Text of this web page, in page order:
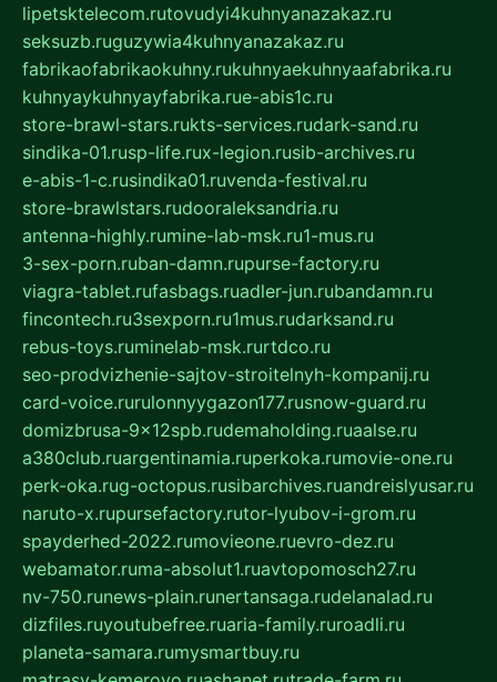
lipetsktelecom.rutovudyi4kuhnyanazakaz.ru
seksuzb.ruguzywia4kuhnyanazakaz.ru
fabrikaofabrikaokuhny.rukuhnyaekuhnyaafabrika.ru
kuhnyaykuhnyayfabrika.rue-abis1c.ru
store-brawl-stars.rukts-services.rudark-sand.ru
sindika-01.rusp-life.rux-legion.rusib-archives.ru
e-abis-1-c.rusindika01.ruvenda-festival.ru
store-brawlstars.rudooraleksandria.ru
antenna-highly.rumine-lab-msk.ru1-mus.ru
3-sex-porn.ruban-damn.rupurse-factory.ru
viagra-tablet.rufasbags.ruadler-jun.rubandamn.ru
fincontech.ru3sexporn.ru1mus.rudarksand.ru
rebus-toys.ruminelab-msk.rurtdco.ru
seo-prodvizhenie-sajtov-stroitelnyh-kompanij.ru
card-voice.rurulonnyygazon177.rusnow-guard.ru
domizbrusa-9x12spb.rudemaholding.ruaalse.ru
a380club.ruargentinamia.ruperkoka.rumovie-one.ru
perk-oka.rug-octopus.rusibarchives.ruandreislyusar.ru
naruto-x.rupursefactory.rutor-lyubov-i-grom.ru
spayderhed-2022.rumovieone.ruevro-dez.ru
webamator.ruma-absolut1.ruavtopomosch27.ru
nv-750.runews-plain.runertansaga.rudelanalad.ru
dizfiles.ruyoutubefree.ruaria-family.ruroadli.ru
planeta-samara.rumysmartbuy.ru